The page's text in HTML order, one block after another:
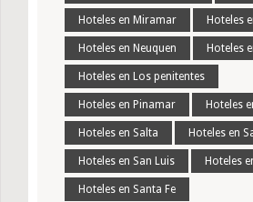
Hoteles en Miramar Hoteles
Hoteles en Neuquen Hoteles
Hoteles en Los penitentes
Hoteles en Pinamar Hoteles
Hoteles en Salta Hoteles en
Hoteles en San Luis Hoteles
Hoteles en Santa Fe